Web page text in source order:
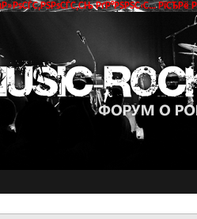
РґР°РЅРЅС‹С…